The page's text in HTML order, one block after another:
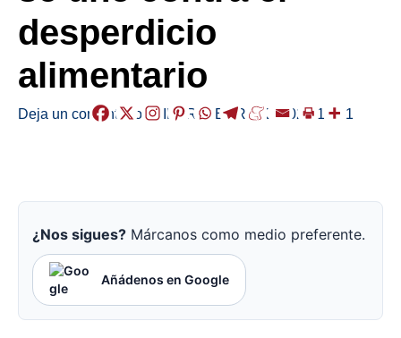
desperdicio
alimentario
Deja un comentario /EIBAR ,HERRIAK /2024-10-01
¿Nos sigues? Márcanos como medio preferente.
Añádenos en Google